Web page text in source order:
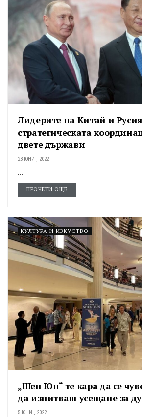
Лидерите на Китай и
стратегическата
двете държави
23 ЮНИ , 2022
ПРОЧЕТИ ОЩЕ
КУЛТУРА И ИЗКУСТВО
„Шен Юн“ те кара да се
да изпитваш усещане за
5 ЮНИ , 2022